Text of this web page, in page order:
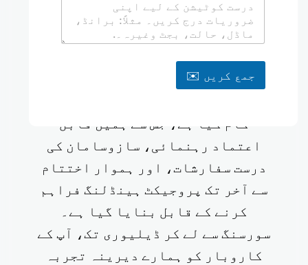
جمع کریں ✉️
میں 12 سال سے زیادہ کے ساتھ، ہم ہر
پروجیکٹ کے لیے بے مثال علم،
تکنیکی سمجھ اور حقیقی دنیا کی
مہارت لاتے ہیں۔ ہماری ٹیم نے
کام کیا ہے، جس سے ہمیں قابل
اعتماد رہنمائی، سازوسامان کی
درست سفارشات، اور ہموار اختتام
سے آخر تک پروجیکٹ ہینڈلنگ فراہم
کرنے کے قابل بنایا گیا ہے۔
سورسنگ سے لے کر ڈیلیوری تک، آپ کے
کاروبار کو ہمارے دیرینہ تجربہ